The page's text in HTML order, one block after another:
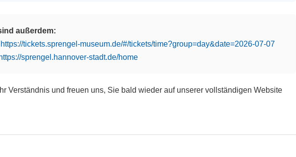
außerdem:
https://tickets.sprengel-museum.de/#/tickets/time?group=day&date=2026-07-07
sprengel.hannover-stadt.de/home
Verständnis und freuen uns, Sie bald wieder auf unserer vollständigen Website